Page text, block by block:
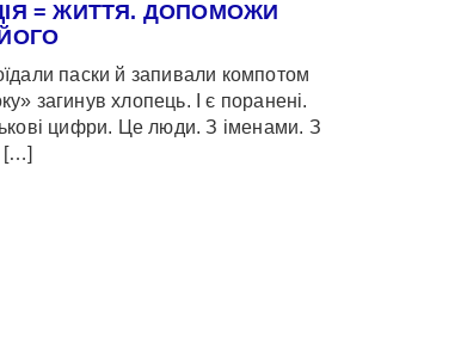
= ЖИТТЯ. ДОПОМОЖИ
паски й запивали компотом
загинув хлопець. І є поранені.
цифри. Це люди. З іменами. З
[…]